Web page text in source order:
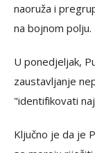
naoruža i
na bojnom polju.
U ponedjeljak,
zaustavljanje
"identifikovati
Ključno je da je